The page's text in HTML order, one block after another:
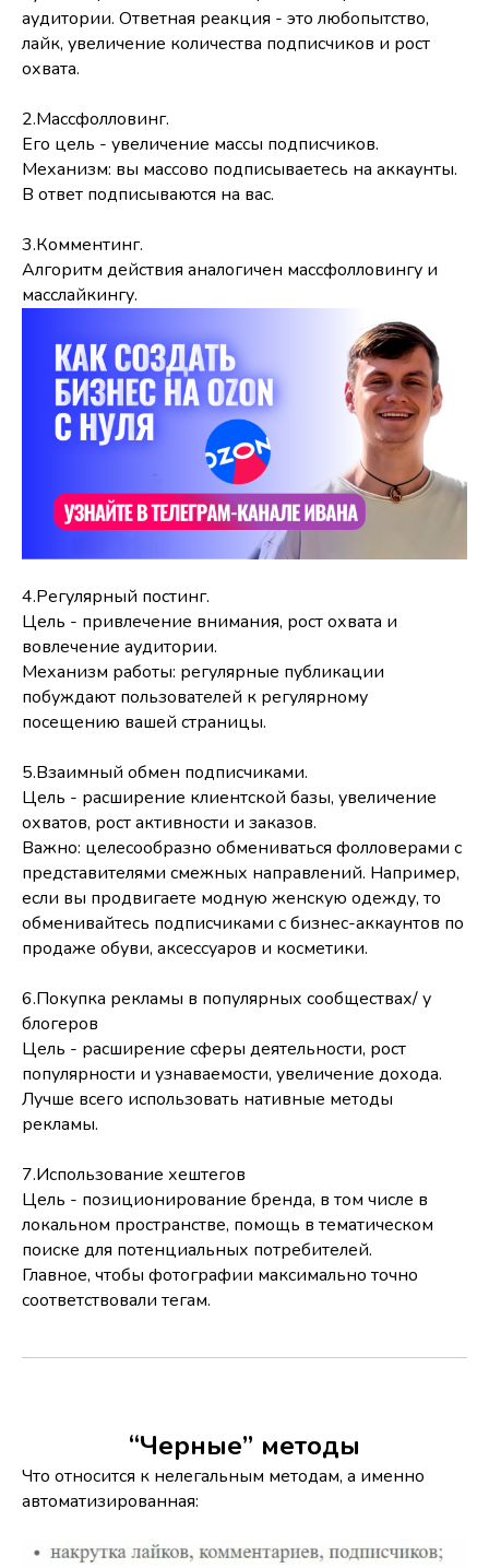
аудитории. Ответная реакция - это любопытство,
лайк, увеличение количества подписчиков и рост
охвата.
2.Массфолловинг.
Его цель - увеличение массы подписчиков.
Механизм: вы массово подписываетесь на аккаунты.
В ответ подписываются на вас.
3.Комментинг.
Алгоритм действия аналогичен массфолловингу и
масслайкингу.
4.Регулярный постинг.
Цель - привлечение внимания, рост охвата и
вовлечение аудитории.
Механизм работы: регулярные публикации
побуждают пользователей к регулярному
посещению вашей страницы.
5.Взаимный обмен подписчиками.
Цель - расширение клиентской базы, увеличение
охватов, рост активности и заказов.
Важно: целесообразно обмениваться фолловерами с
представителями смежных направлений. Например,
если вы продвигаете модную женскую одежду, то
обменивайтесь подписчиками с бизнес-аккаунтов по
продаже обуви, аксессуаров и косметики.
6.Покупка рекламы в популярных сообществах/ у
блогеров
Цель - расширение сферы деятельности, рост
популярности и узнаваемости, увеличение дохода.
Лучше всего использовать нативные методы
рекламы.
7.Использование хештегов
Цель - позиционирование бренда, в том числе в
локальном пространстве, помощь в тематическом
поиске для потенциальных потребителей.
Главное, чтобы фотографии максимально точно
соответствовали тегам.
“Черные” методы
Что относится к нелегальным методам, а именно
автоматизированная: